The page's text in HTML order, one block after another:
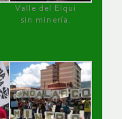
Valle del Elqui
sin minería.